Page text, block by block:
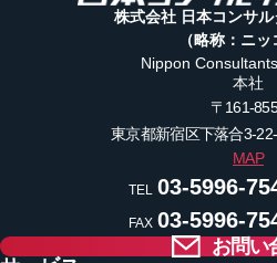
株式会社 日本コンサ
（略称：ニッ
Nippon
本社
〒161-
東京都新宿区下落合3-
MAP
TEL 03-5996-
FAX 03-5996-
お問い